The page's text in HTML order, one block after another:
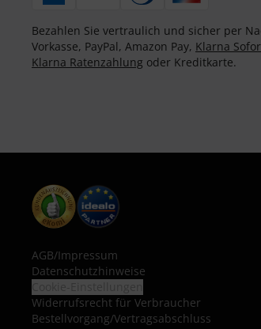
Bezahlen Sie vertraulich und sicher per
Vorkasse, PayPal, Amazon Pay, Klarna
Klarna Ratenzahlung oder Kreditkarte.
AGB/Impressum
Datenschutzhinweise
Widerrufsrecht für Verbraucher
Bestellvorgang/Vertragsabschluss